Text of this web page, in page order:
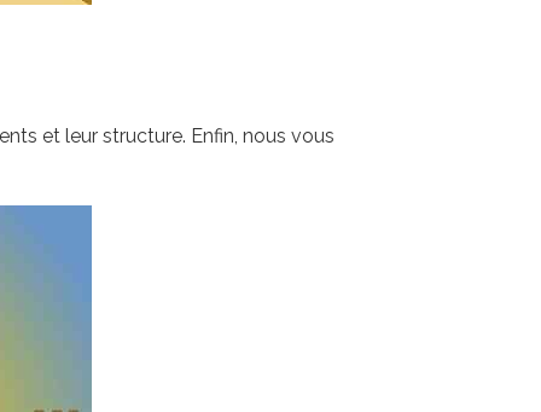
et leur structure. Enfin, nous vous